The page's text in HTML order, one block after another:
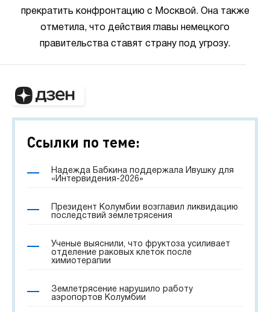
прекратить конфронтацию с Москвой. Она также
отметила, что действия главы немецкого
правительства ставят страну под угрозу.
Ссылки по теме:
Надежда Бабкина поддержала Ивушку для
«Интервидения-2026»
Президент Колумбии возглавил ликвидацию
последствий землетрясения
Ученые выяснили, что фруктоза усиливает
отделение раковых клеток после
химиотерапии
Землетрясение нарушило работу
аэропортов Колумбии